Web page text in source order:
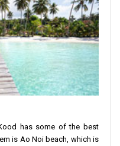
has some of the best
is Ao Noi beach, which is